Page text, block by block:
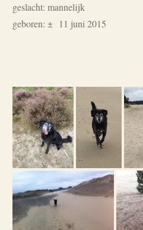
geslacht: mannelijk
geboren: ± 11 juni 2015